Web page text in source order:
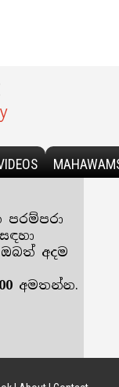
පරම්පරා
ඔබත් අදම
අමතන්න.